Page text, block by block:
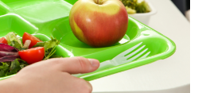
2026
Educació